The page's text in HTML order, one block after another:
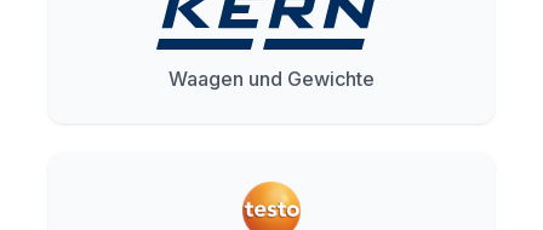
Waagen und Gewichte